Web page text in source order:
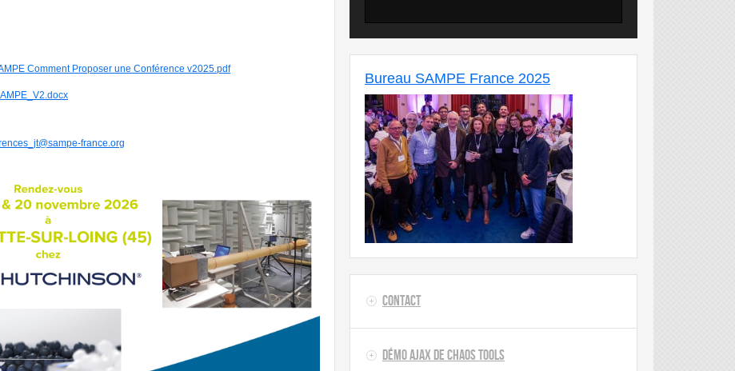
Comment Proposer une Conférence v2025.pdf
france.org
Bureau SAMPE France 2025
Contact
Démo AJAX de Chaos Tools